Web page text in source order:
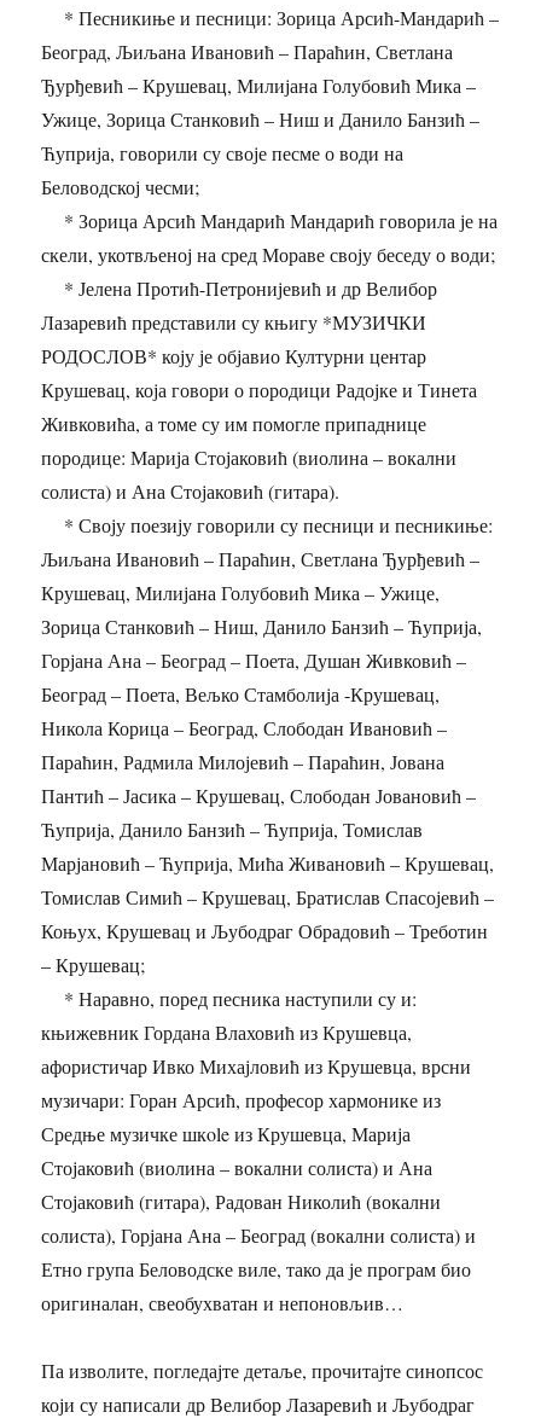
* Песникиње и песници: Зорица Арсић-Мандарић –
Београд, Љиљана Ивановић – Параћин, Светлана
Ђурђевић – Крушевац, Милијана Голубовић Мика –
Ужице, Зорица Станковић – Ниш и Данило Банзић –
Ћуприја, говорили су своје песме о води на
Беловодској чесми;
* Зорица Арсић Мандарић Мандарић говорила је на
скели, укотвљеној на сред Мораве своју беседу о води;
* Јелена Протић-Петронијевић и др Велибор
Лазаревић представили су књигу *МУЗИЧКИ
РОДОСЛОВ* коју је објавио Културни центар
Крушевац, која говори о породици Радојке и Тинета
Живковића, а томе су им помогле припаднице
породице: Марија Стојаковић (виолина – вокални
солиста) и Ана Стојаковић (гитара).
* Своју поезију говорили су песници и песникиње:
Љиљана Ивановић – Параћин, Светлана Ђурђевић –
Крушевац, Милијана Голубовић Мика – Ужице,
Зорица Станковић – Ниш, Данило Банзић – Ћуприја,
Горјана Ана – Београд – Поета, Душан Живковић –
Београд – Поета, Вељко Стамболија -Крушевац,
Никола Корица – Београд, Слободан Ивановић –
Параћин, Радмила Милојевић – Параћин, Јована
Пантић – Јасика – Крушевац, Слободан Јовановић –
Ћуприја, Данило Банзић – Ћуприја, Томислав
Марјановић – Ћуприја, Мића Живановић – Крушевац,
Томислав Симић – Крушевац, Братислав Спасојевић –
Коњух, Крушевац и Љубодраг Обрадовић – Треботин
– Крушевац;
* Наравно, поред песника наступили су и:
књижевник Гордана Влаховић из Крушевца,
афористичар Ивко Михајловић из Крушевца, врсни
музичари: Горан Арсић, професор хармонике из
Средње музичке шкole из Крушевца, Марија
Стојаковић (виолина – вокални солиста) и Ана
Стојаковић (гитара), Радован Николић (вокални
солиста), Горјана Ана – Београд (вокални солиста) и
Етно група Беловодске виле, тако да је програм био
оригиналан, свеобухватан и непоновљив…
Па изволите, погледајте детаље, прочитајте синопсос
који су написали др Велибор Лазаревић и Љубодраг